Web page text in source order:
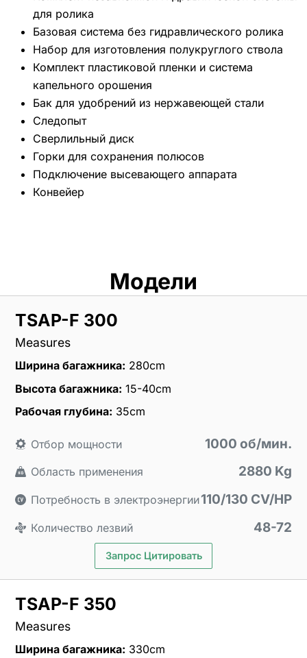
для ролика
Базовая система без гидравлического ролика
Набор для изготовления полукруглого ствола
Комплект пластиковой пленки и система
капельного орошения
Бак для удобрений из нержавеющей стали
Следопыт
Сверлильный диск
Горки для сохранения полюсов
Подключение высевающего аппарата
Конвейер
Модели
TSAP-F 300
Measures
Ширина багажника: 280cm
Высота багажника: 15-40cm
Рабочая глубина: 35cm
Отбор мощности 1000 об/мин.
Область применения 2880 Kg
Потребность в электроэнергии110/130 CV/HP
Количество лезвий 48-72
Запрос Цитировать
TSAP-F 350
Measures
Ширина багажника: 330cm